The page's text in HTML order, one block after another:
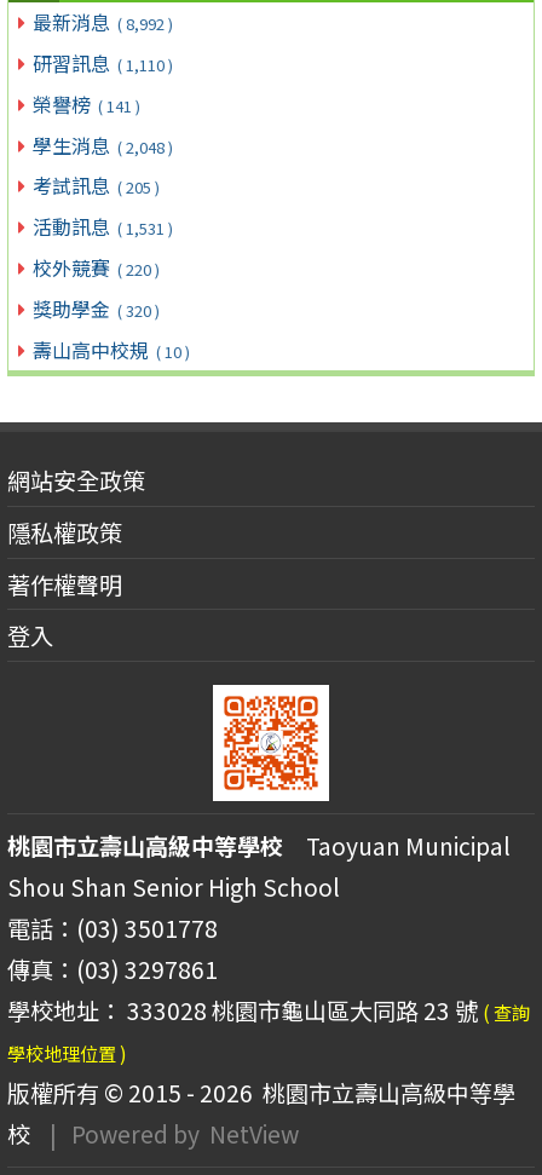
最新消息 ( 8,992 )
研習訊息 ( 1,110 )
榮譽榜 ( 141 )
學生消息 ( 2,048 )
考試訊息 ( 205 )
活動訊息 ( 1,531 )
校外競賽 ( 220 )
獎助學金 ( 320 )
壽山高中校規 ( 10 )
網站安全政策
隱私權政策
著作權聲明
登入
桃園市立壽山高級中等學校 Taoyuan Municipal
Shou Shan Senior High School
電話：(03) 3501778
傳真：(03) 3297861
學校地址： 333028 桃園市龜山區大同路 23 號 ( 查詢
學校地理位置 )
版權所有 © 2015 - 2026 桃園市立壽山高級中等學
校
| Powered by NetView